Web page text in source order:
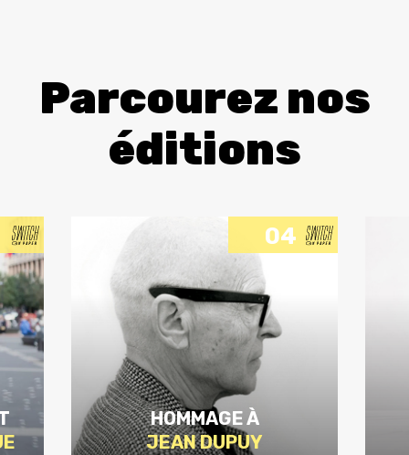
Parcourez nos
éditions
04
HOMMAGE À
JEAN DUPUY